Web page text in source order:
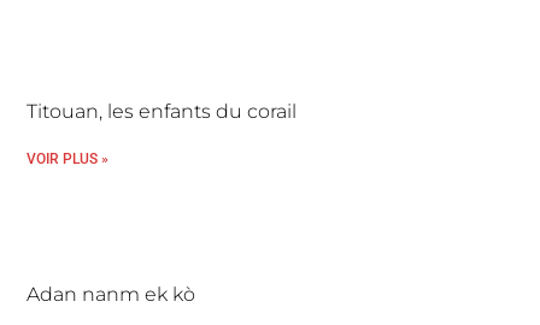
Titouan, les enfants du corail
VOIR PLUS »
Adan nanm ek kò